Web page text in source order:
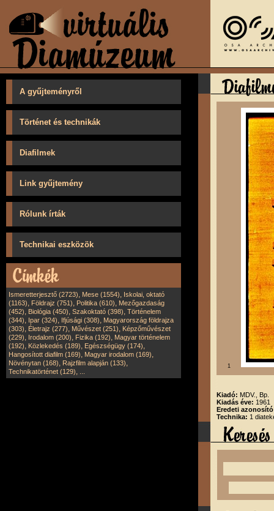
A gyűjteményről
Történet és technikák
Diafilmek
Link gyűjtemény
Rólunk írták
Technikai eszközök
Ismeretterjesztő (2723), Mese (1554), Iskolai, oktató
(1163), Földrajz (751), Politika (610), Mezőgazdaság
(452), Biológia (450), Szakoktató (398), Történelem
(344), Ipar (324), Ifjúsági (308), Magyarország földrajza
(303), Életrajz (277), Művészet (251), Képzőművészet
(229), Irodalom (200), Fizika (192), Magyar történelem
(192), Közlekedés (189), Egészségügy (174),
Hangosított diafilm (169), Magyar irodalom (169),
Növénytan (168), Rajzfilm alapján (133),
Technikatörténet (129),
1
Kiadó: MDV., Bp.
Kiadás éve: 1961
Eredeti
Technika: 1